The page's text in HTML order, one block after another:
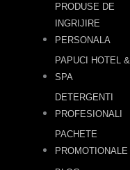
PRODUSE DE
INGRIJIRE
PERSONALA
PAPUCI HOTEL &
SPA
DETERGENTI
PROFESIONALI
PACHETE
PROMOTIONALE